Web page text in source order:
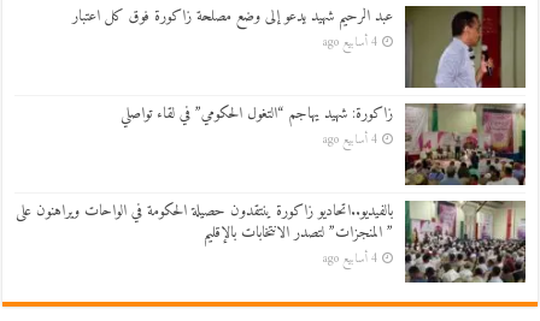
عبد الرحيم شهيد يدعو إلى وضع مصلحة زاكورة فوق كل اعتبار
4 أسابيع ago
زاكورة: شهيد يهاجم “التغول الحكومي” في لقاء تواصلي
4 أسابيع ago
بالفيديو..اتحاديو زاكورة ينتقدون حصيلة الحكومة في الواحات ويراهنون على
” المنجزات” لتصدر الانتخابات بالإقليم
4 أسابيع ago